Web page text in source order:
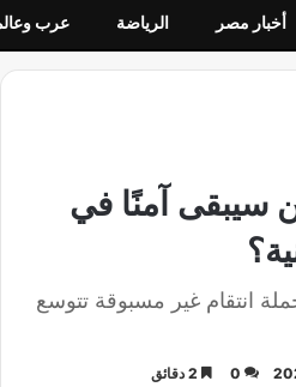
أخبار مصر الرياضة عرب
سيبقى آمنًا في
انتقام غير مسبوقة تتوسع
0